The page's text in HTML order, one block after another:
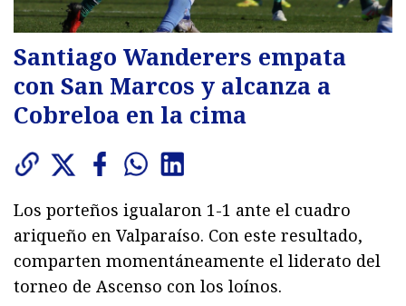
Santiago Wanderers empata
con San Marcos y alcanza a
Cobreloa en la cima
Los porteños igualaron 1-1 ante el cuadro
ariqueño en Valparaíso. Con este resultado,
comparten momentáneamente el liderato del
torneo de Ascenso con los loínos.